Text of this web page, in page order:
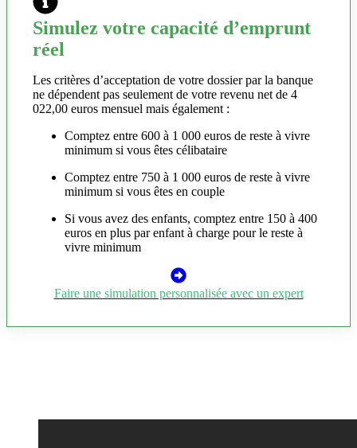
Simulez votre capacité d’emprunt
réel
Les critères d’acceptation de votre dossier par la banque
ne dépendent pas seulement de votre revenu net de 4
022,00 euros mensuel mais également :
Comptez entre 600 à 1 000 euros de reste à vivre
minimum si vous êtes célibataire
Comptez entre 750 à 1 000 euros de reste à vivre
minimum si vous êtes en couple
Si vous avez des enfants, comptez entre 150 à 400
euros en plus par enfant à charge pour le reste à
vivre minimum
Faire une simulation personnalisée avec un expert